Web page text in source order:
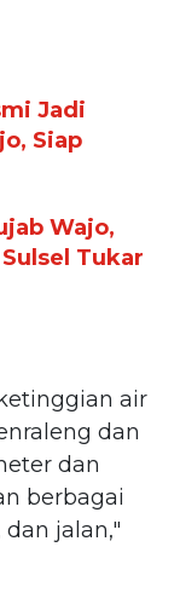
Jadi
Siap
Wajo,
Tukar
air
dan
dan
berbagai
jalan,"